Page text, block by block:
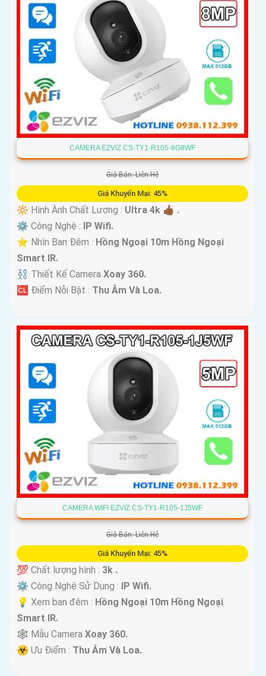
CAMERA EZVIZ CS-TY1-R105-8G8WF
Giá Bán: Liên Hệ
Giá Khuyến Mại: 45%
🔆 Hình Ành Chất Lượng : Ultra 4k 👍🏾 .
⚙ Công Nghệ : IP Wifi.
⭐ Nhìn Ban Đêm : Hồng Ngoại 10m Hồng Ngoại
Smart IR.
⛓ Thiết Kế Camera Xoay 360.
️🆑 Điểm Nỗi Bật : Thu Âm Và Loa.
CAMERA WIFI EZVIZ CS-TY1-R105-1J5WF
Giá Bán: Liên Hệ
Giá Khuyến Mại: 45%
💯 Chất lượng hình : 3k .
⚙ Công Nghệ Sử Dụng : IP Wifi.
💡 Xem ban đêm : Hồng Ngoại 10m Hồng Ngoại
Smart IR.
🕸️ Mẫu Camera Xoay 360.
️☣️ Ưu Điểm : Thu Âm Và Loa.